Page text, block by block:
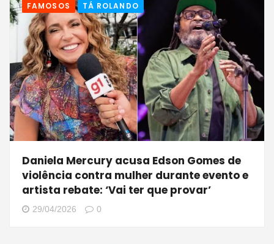
FAMOSOS TÁ ROLANDO
Daniela Mercury acusa Edson Gomes de
violência contra mulher durante evento e
artista rebate: ‘Vai ter que provar’
29/04/2026 0